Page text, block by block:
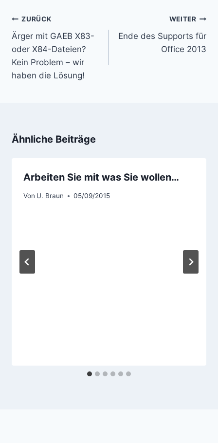
Beitragsnavigation
ZURÜCK
Ärger mit GAEB X83-
oder X84-Dateien?
Kein Problem – wir
haben die Lösung!
WEITER
Ende des Supports für
Office 2013
Ähnliche Beiträge
Arbeiten Sie mit was Sie wollen…
Von U. Braun 05/09/2015